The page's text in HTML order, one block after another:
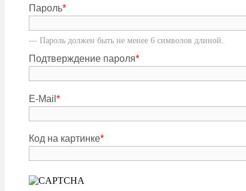
Пароль*
— Пароль должен быть не менее 6 символов длиной.
Подтверждение пароля*
E-Mail *
Код на картинке*